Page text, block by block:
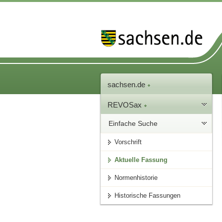
sachsen.de
REVOSax
Einfache Suche
Vorschrift
Aktuelle Fassung
Normenhistorie
Historische Fassungen